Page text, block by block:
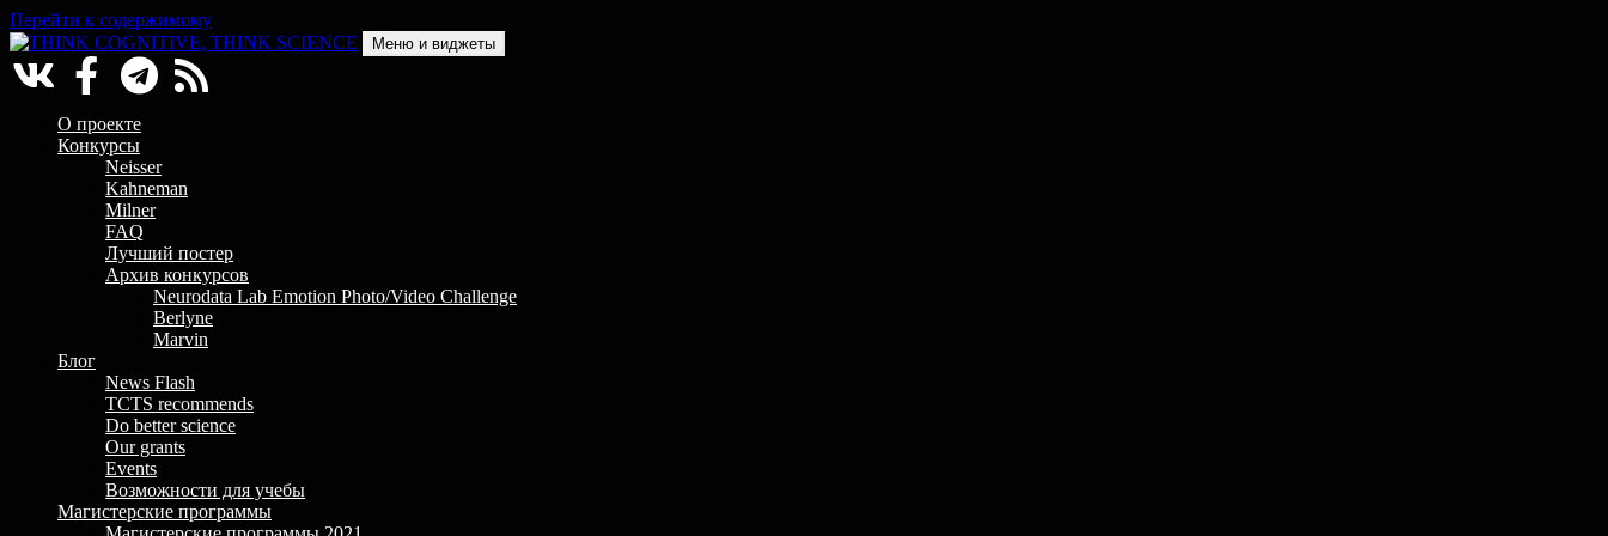
Перейти к содержимому
THINK COGNITIVE, THINK SCIENCE
Научно-образовательный проект в сфере когнитивной науки
Меню и виджеты
О проекте
Конкурсы
Neisser
Kahneman
Milner
FAQ
Лучший постер
Архив конкурсов
Neurodata Lab Emotion Photo/Video Challenge
Berlyne
Marvin
Блог
News Flash
TCTS recommends
Do better science
Our grants
Events
Возможности для учебы
Магистерские программы